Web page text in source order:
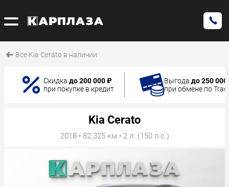
Все Kia Cerato в наличии
Скидка до 200 000 ₽
при покупке в кредит
Выгода до 250
при обмене по
Kia Cerato
2018 · 82 325 км · 2 л. (150 л.с.)